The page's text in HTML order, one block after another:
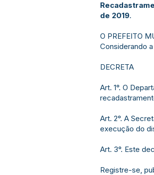
de 2019.
O PREFEITO
Considerando
DECRETA
Art. 1°. O
Art. 2°. A
execução do
Art. 3°. Este
Registre-se,